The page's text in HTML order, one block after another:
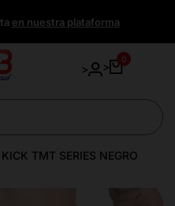
en nuestra plataforma
> >
0
TMT SERIES NEGRO